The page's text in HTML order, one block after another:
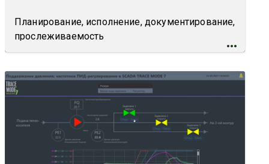
Планирование, исполнение, документирование,
прослеживаемость